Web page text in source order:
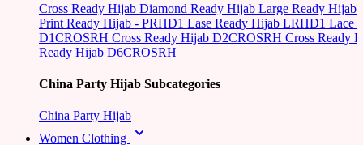
Cross Ready Hijab Diamond Ready Hijab Large Ready Hijab
Print Ready Hijab - PRHD1 Lase Ready Hijab LRHD1 Lace
D1CROSRH Cross Ready Hijab D2CROSRH Cross Ready
Ready Hijab D6CROSRH
China Party Hijab Subcategories
China Party Hijab
Women Clothing